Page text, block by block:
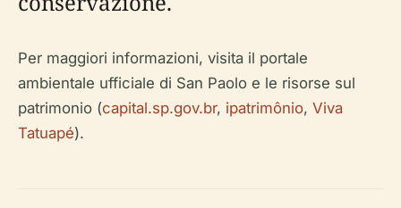
ambientale ufficiale di San Paolo e le risorse sul
patrimonio (capital.sp.gov.br,ipatrimônio, Viva
Tatuapé ).